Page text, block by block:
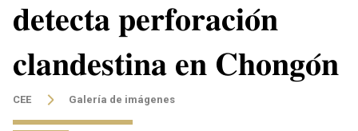
𝐝𝐞𝐭𝐞𝐜𝐭𝐚 𝐩𝐞𝐫𝐟𝐨𝐫𝐚𝐜𝐢𝐨́𝐧
𝐜𝐥𝐚𝐧𝐝𝐞𝐬𝐭𝐢𝐧𝐚 𝐞𝐧 𝐂𝐡𝐨𝐧𝐠𝐨́𝐧
CEE Galería de imágenes